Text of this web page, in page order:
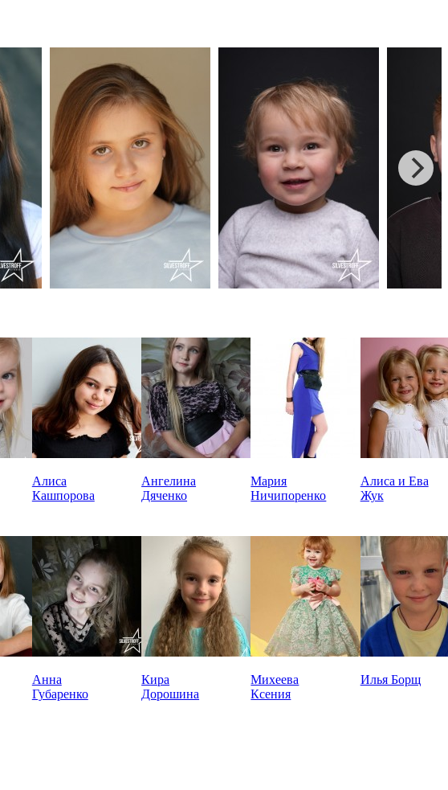
Алиса
Кашпорова
Ангелина
Дяченко
Мария
Ничипоренко
Алиса и Ева
Жук
Анна
Губаренко
Кира
Дорошина
Михеева
Ксения
Илья Борщ